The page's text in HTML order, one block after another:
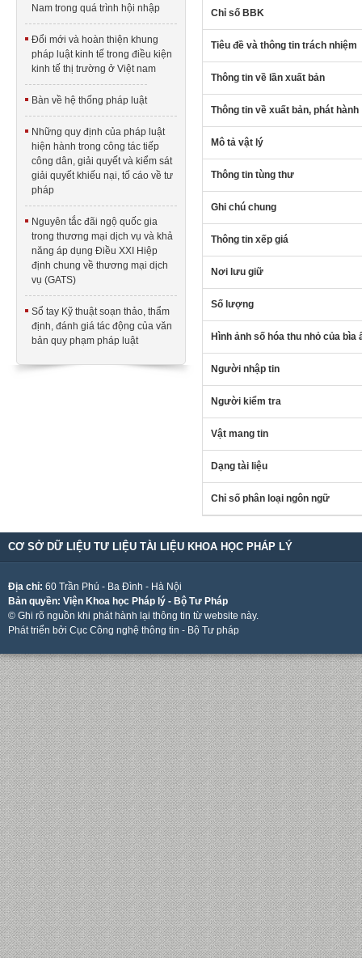
Nam trong quá trình hội nhập
Đổi mới và hoàn thiện khung
pháp luật kinh tế trong điều kiện
kinh tế thị trường ở Việt nam
Bàn về hệ thống pháp luật
Những quy định của pháp luật
hiện hành trong công tác tiếp
công dân, giải quyết và kiểm sát
giải quyết khiếu nại, tố cáo về tư
pháp
Nguyên tắc đãi ngộ quốc gia
trong thương mại dịch vụ và khả
năng áp dụng Điều XXI Hiệp
định chung về thương mại dịch
vụ (GATS)
Sổ tay Kỹ thuật soạn thảo, thẩm
định, đánh giá tác động của văn
bản quy phạm pháp luật
Chỉ số BBK
Tiêu đề và thông tin trách nhiệm
Thông tin về lần xuất bản
Thông tin về xuất bản, phát hành
Mô tả vật lý
Thông tin tùng thư
Ghi chú chung
Thông tin xếp giá
Nơi lưu giữ
Số lượng
Hình ảnh số hóa thu nhỏ của bìa
Người nhập tin
Người kiểm tra
Vật mang tin
Dạng tài liệu
Chỉ số phân loại ngôn ngữ
CƠ SỞ DỮ LIỆU TƯ LIỆU TÀI LIỆU KHOA HỌC PHÁP LÝ
Địa chỉ: 60 Trần Phú - Ba Đình - Hà Nội
Bản quyền: Viện Khoa học Pháp lý - Bộ Tư Pháp
© Ghi rõ nguồn khi phát hành lại thông tin từ website này.
Phát triển bởi Cục Công nghệ thông tin - Bộ Tư pháp